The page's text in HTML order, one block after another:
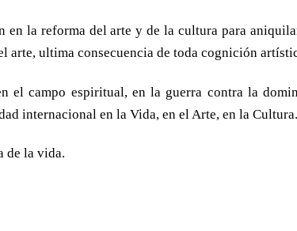
la reforma del arte y de la cultura para
arte, ultima consecuencia de toda cognición
el campo espiritual, en la guerra contra la
internacional en la Vida, en el Arte, en la Cultura.
de la vida.